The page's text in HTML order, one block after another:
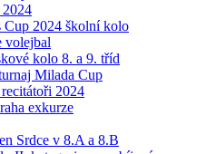
Cup 2024 školní kolo
volejbal
kolo 8. a 9. tříd
Milada Cup
2024
exkurze
Srdce v 8.A a 8.B